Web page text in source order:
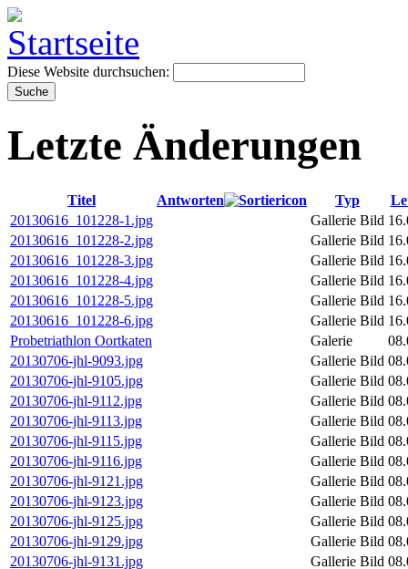
Diese Website durchsuchen:
Letzte Änderungen
Titel Antworten Typ
20130616_101228-1.jpg
Gallerie Bild
20130616_101228-2.jpg
Gallerie Bild
20130616_101228-3.jpg
Gallerie Bild
20130616_101228-4.jpg
Gallerie Bild
20130616_101228-5.jpg
Gallerie Bild
20130616_101228-6.jpg
Gallerie Bild
Probetriathlon Oortkaten
Galerie
20130706-jhl-9093.jpg
Gallerie Bild
20130706-jhl-9105.jpg
Gallerie Bild
20130706-jhl-9112.jpg
Gallerie Bild
20130706-jhl-9113.jpg
Gallerie Bild
20130706-jhl-9115.jpg
Gallerie Bild
20130706-jhl-9116.jpg
Gallerie Bild
20130706-jhl-9121.jpg
Gallerie Bild
20130706-jhl-9123.jpg
Gallerie Bild
20130706-jhl-9125.jpg
Gallerie Bild
20130706-jhl-9129.jpg
Gallerie Bild
20130706-jhl-9131.jpg
Gallerie Bild